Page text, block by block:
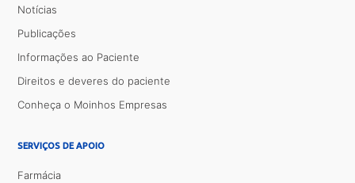
Notícias
Publicações
Informações ao Paciente
Direitos e deveres do paciente
Conheça o Moinhos Empresas
SERVIÇOS DE APOIO
Farmácia